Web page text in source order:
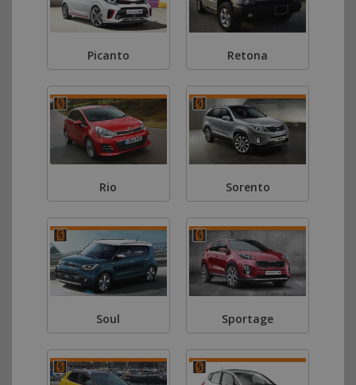
Picanto Retona
Rio Sorento
Soul Sportage